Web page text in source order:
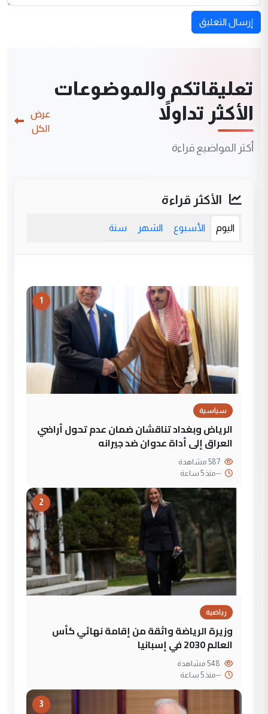
إرسال التعليق
تعليقاتكم والموضوعات
الأكثر تداولاً
أكثر المواضيع قراءة
عرض
الكل
الأكثر قراءة
اليوم الأسبوع الشهر سنة
1
سياسية
الرياض وبغداد تناقشان ضمان عدم تحول أراضي
العراق إلى أداة عدوان ضد جيرانه
--منذ 5 ساعة
2
رياضية
وزيرة الرياضة واثقة من إقامة نهائي كأس
العالم 2030 في إسبانيا
--منذ 5 ساعة
3